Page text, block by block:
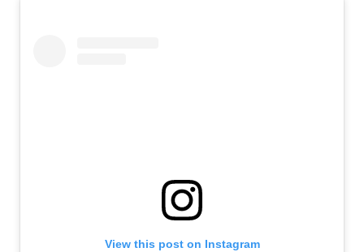
View this post on Instagram